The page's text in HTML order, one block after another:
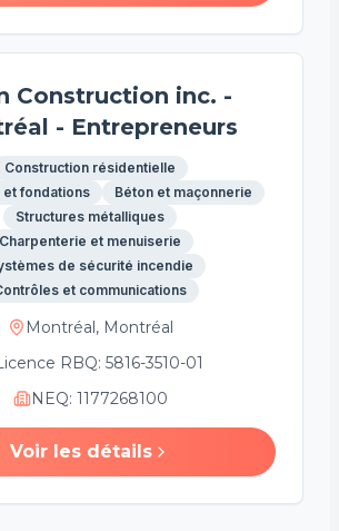
Construction inc. -
- Entrepreneurs
Construction résidentielle
et fondations
Béton et maçonnerie
Structures métalliques
Charpenterie et menuiserie
de sécurité incendie
et communications
Montréal, Montréal
RBQ: 5816-3510-01
NEQ: 1177268100
Voir les détails